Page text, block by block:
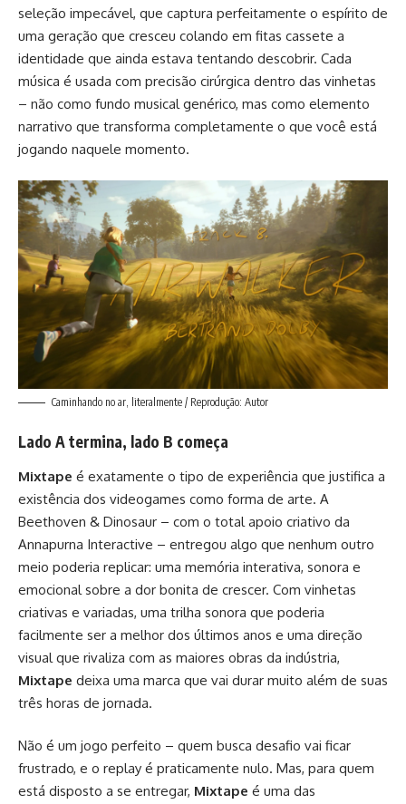
seleção impecável, que captura perfeitamente o espírito de
uma geração que cresceu colando em fitas cassete a
identidade que ainda estava tentando descobrir. Cada
música é usada com precisão cirúrgica dentro das vinhetas
– não como fundo musical genérico, mas como elemento
narrativo que transforma completamente o que você está
jogando naquele momento.
Caminhando no ar, literalmente / Reprodução: Autor
Lado A termina, lado B começa
Mixtape é exatamente o tipo de experiência que justifica a
existência dos videogames como forma de arte. A
Beethoven & Dinosaur – com o total apoio criativo da
Annapurna Interactive – entregou algo que nenhum outro
meio poderia replicar: uma memória interativa, sonora e
emocional sobre a dor bonita de crescer. Com vinhetas
criativas e variadas, uma trilha sonora que poderia
facilmente ser a melhor dos últimos anos e uma direção
visual que rivaliza com as maiores obras da indústria,
Mixtape deixa uma marca que vai durar muito além de suas
três horas de jornada.
Não é um jogo perfeito – quem busca desafio vai ficar
frustrado, e o replay é praticamente nulo. Mas, para quem
está disposto a se entregar, Mixtape é uma das